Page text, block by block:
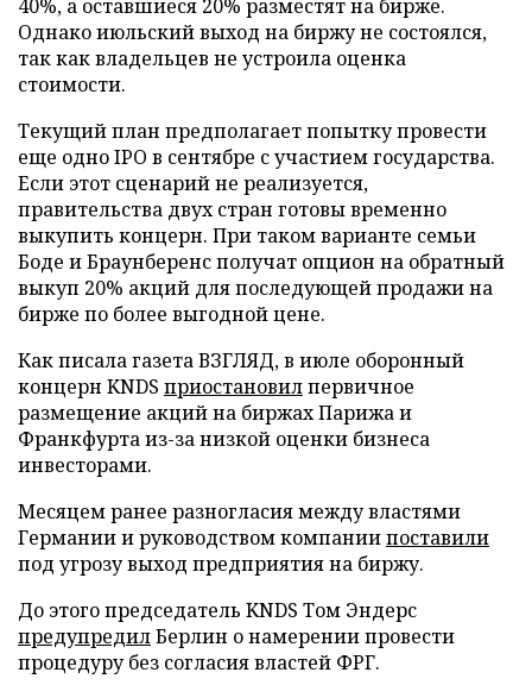
40%, а оставшиеся 20% разместят на бирже.
Однако июльский выход на биржу не состоялся,
так как владельцев не устроила оценка
стоимости.
Текущий план предполагает попытку провести
еще одно IPO в сентябре с участием государства.
Если этот сценарий не реализуется,
правительства двух стран готовы временно
выкупить концерн. При таком варианте семьи
Боде и Браунберенс получат опцион на обратный
выкуп 20% акций для последующей продажи на
бирже по более выгодной цене.
Как писала газета ВЗГЛЯД, в июле оборонный
концерн KNDS приостановилпервичное
размещение акций на биржах Парижа и
Франкфурта из-за низкой оценки бизнеса
инвесторами.
Месяцем ранее разногласия между властями
Германии и руководством компаниипоставили
под угрозу выход предприятия на биржу.
До этого председатель KNDS Том Эндерс
предупредилБерлин о намерении провести
процедуру без согласия властей ФРГ.